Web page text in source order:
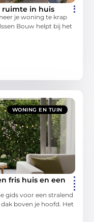
ruimte in huis
je woning te krap
Bouw helpt bij het
WONING EN TUIN
fris huis en een
gids voor een stralend
boven je hoofd. Het